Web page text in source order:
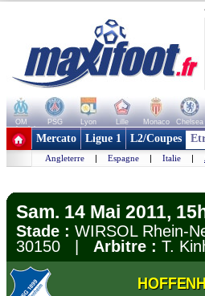
OM PSG Lyon Lille Monaco Chelsea
+ de clubs
Mercato Ligue 1 L2/Coupes
Angleterre | Espagne | Italie |
Sam. 14 Mai 2011,
Stade : WIRSOL Rhein-
30150 | Arbitre : T.